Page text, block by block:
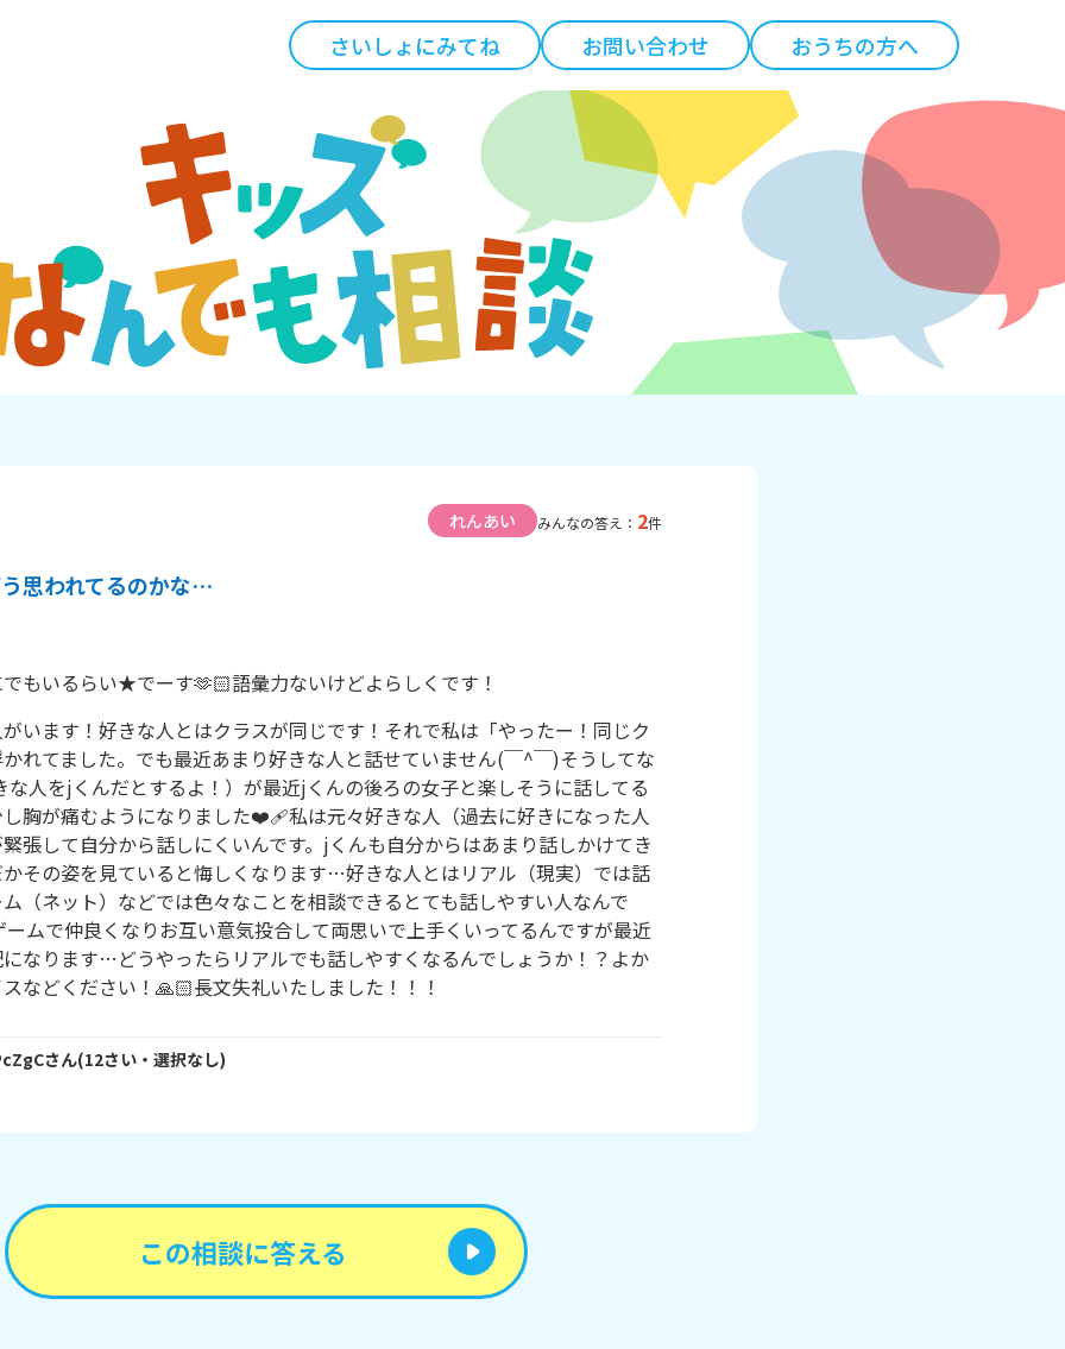
さいしょにみてね お問い合わせ おうちの方へ
れんあい みんなの答え： 2件
思われてるのかな…
もいるらい★でーす🫶🏻語彙力ないけどよらしくです！
います！好きな人とはクラスが同じです！それで私は「やったー！同じク
れてました。でも最近あまり好きな人と話せていません(￣^￣)そうしてな
な人をjくんだとするよ！）が最近jくんの後ろの女子と楽しそうに話してる
胸が痛むようになりました❤️‍🩹私は元々好きな人（過去に好きになった人
張して自分から話しにくいんです。jくんも自分からはあまり話しかけてき
かその姿を見ていると悔しくなります…好きな人とはリアル（現実）では話
（ネット）などでは色々なことを相談できるとても話しやすい人なんで
ームで仲良くなりお互い意気投合して両思いで上手くいってるんですが最近
なります…どうやったらリアルでも話しやすくなるんでしょうか！？よか
などください！🙏🏻長文失礼いたしました！！！
さん(12さい・ 選択なし)
この相談に答える